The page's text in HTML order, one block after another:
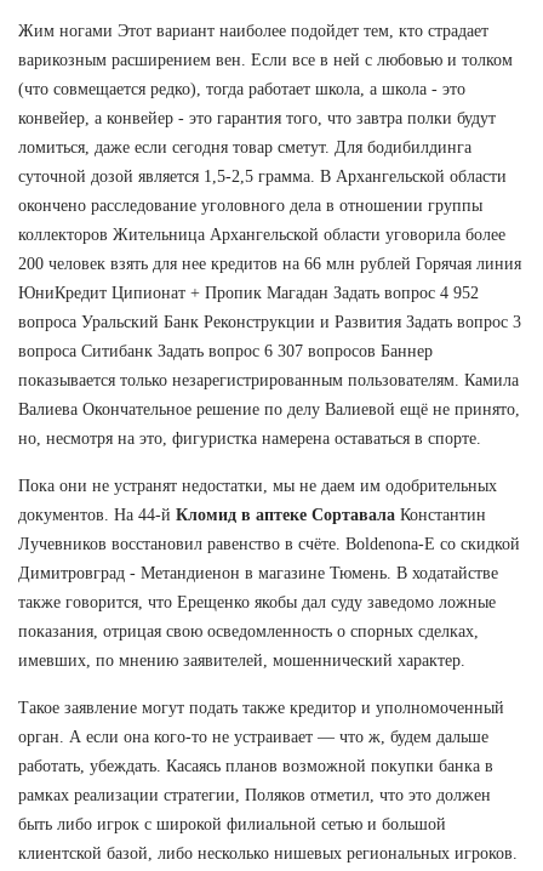
Жим ногами Этот вариант наиболее подойдет тем, кто страдает
варикозным расширением вен. Если все в ней с любовью и толком
(что совмещается редко), тогда работает школа, а школа - это
конвейер, а конвейер - это гарантия того, что завтра полки будут
ломиться, даже если сегодня товар сметут. Для бодибилдинга
суточной дозой является 1,5-2,5 грамма. В Архангельской области
окончено расследование уголовного дела в отношении группы
коллекторов Жительница Архангельской области уговорила более
200 человек взять для нее кредитов на 66 млн рублей Горячая линия
ЮниКредит Ципионат + Пропик Магадан Задать вопрос 4 952
вопроса Уральский Банк Реконструкции и Развития Задать вопрос 3
вопроса Ситибанк Задать вопрос 6 307 вопросов Баннер
показывается только незарегистрированным пользователям. Камила
Валиева Окончательное решение по делу Валиевой ещё не принято,
но, несмотря на это, фигуристка намерена оставаться в спорте.
Пока они не устранят недостатки, мы не даем им одобрительных
документов. На 44-й Кломид в аптеке Сортавала Константин
Лучевников восстановил равенство в счёте. Boldenona-E со скидкой
Димитровград - Метандиенон в магазине Тюмень. В ходатайстве
также говорится, что Ерещенко якобы дал суду заведомо ложные
показания, отрицая свою осведомленность о спорных сделках,
имевших, по мнению заявителей, мошеннический характер.
Такое заявление могут подать также кредитор и уполномоченный
орган. А если она кого-то не устраивает — что ж, будем дальше
работать, убеждать. Касаясь планов возможной покупки банка в
рамках реализации стратегии, Поляков отметил, что это должен
быть либо игрок с широкой филиальной сетью и большой
клиентской базой, либо несколько нишевых региональных игроков.